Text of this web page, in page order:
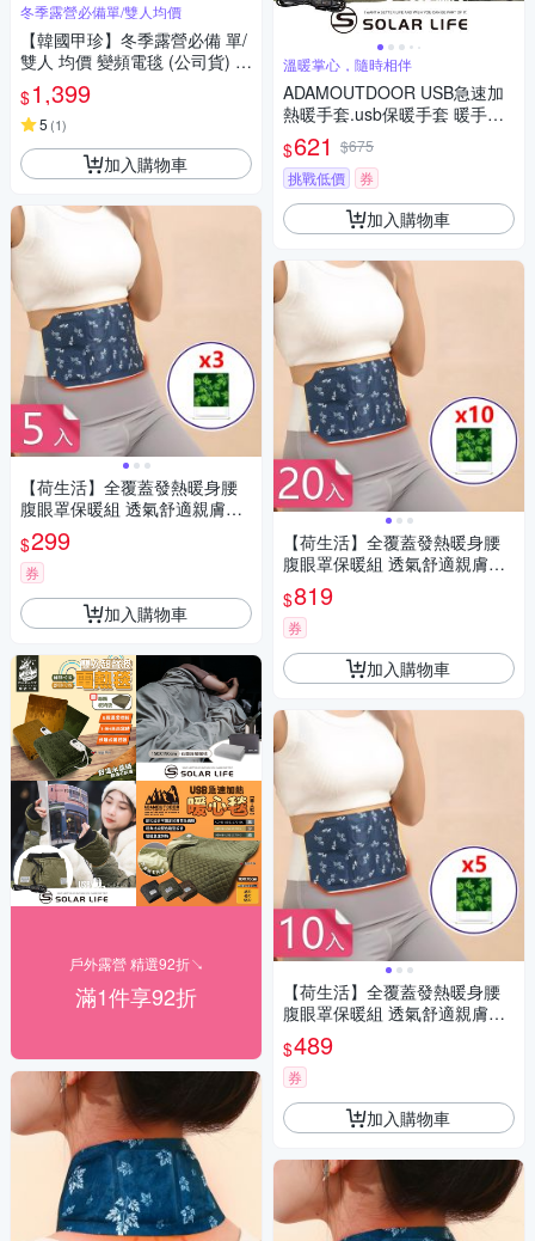
冬季露營必備單/雙人均價
【韓國甲珍】冬季露營必備 單/
雙人 均價 變頻電毯 (公司貨) 電
熱毯 悠遊戶外
$1,399
5 (1)
加入購物車
【荷生活】全覆蓋發熱暖身腰
腹眼罩保暖組 透氣舒適親膚腰
部眼罩熱敷組-暖腰貼5入+蒸氣
眼罩3入組
$299
券
加入購物車
戶外露營 精選92折↘
滿1件享92折
溫暖掌心，隨時相伴
ADAMOUTDOOR USB急速加
熱暖手套.usb保暖手套 暖手寶
發熱手套 暖手神器 恆溫定時
$621 $675
挑戰低價
券
加入購物車
【荷生活】全覆蓋發熱暖身腰
腹眼罩保暖組 透氣舒適親膚腰
部眼罩熱敷組-暖腰貼20入+蒸
氣眼罩10入組
$819
券
加入購物車
【荷生活】全覆蓋發熱暖身腰
腹眼罩保暖組 透氣舒適親膚腰
部眼罩熱敷組-暖腰貼10入+蒸
氣眼罩5入組
$489
券
加入購物車